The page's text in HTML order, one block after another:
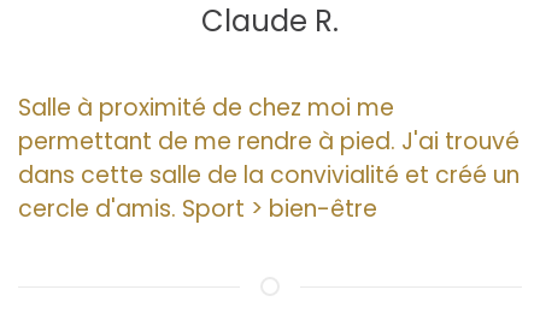
Claude R.
Salle à proximité de chez moi me
permettant de me rendre à pied. J'ai trouvé
dans cette salle de la convivialité et créé un
cercle d'amis. Sport > bien-être